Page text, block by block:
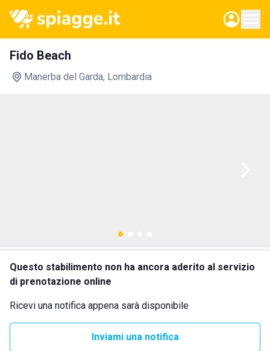
Fido Beach
Manerba del Garda, Lombardia
Questo stabilimento non ha ancora aderito al servizio
di prenotazione online
Ricevi una notifica appena sarà disponibile
Inviami una notifica